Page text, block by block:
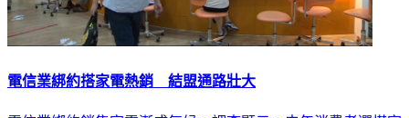
電信業綁約搭家電熱銷 結盟通路壯大